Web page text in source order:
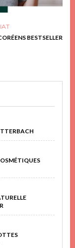
BESTSELLER